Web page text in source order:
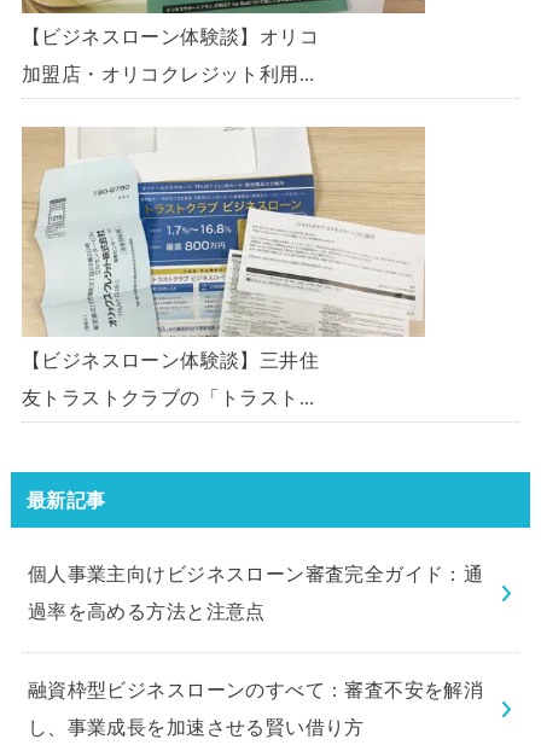
【ビジネスローン体験談】オリコ
加盟店・オリコクレジット利用中
「オリコビジネスサポートプラ
ン」を使う方法がないか、問い合
わせてみた。
【ビジネスローン体験談】三井住
友トラストクラブの「トラストク
験してみました。
最新記事
個人事業主向けビジネスローン審査完全ガイド：通
過率を高める方法と注意点
融資枠型ビジネスローンのすべて：審査不安を解消
し、事業成長を加速させる賢い借り方